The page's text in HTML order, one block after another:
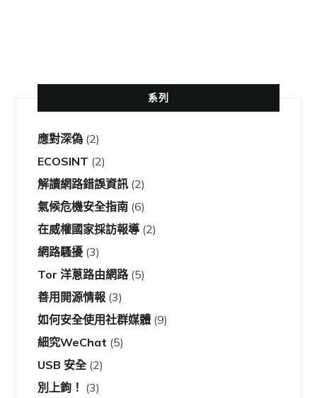
系列
應對深偽 (2)
ECOSINT (2)
解讀網路錯誤資訊 (2)
氣候危機安全指南 (6)
在威權國家採訪報導 (2)
網路騷擾 (3)
Tor 洋蔥路由網路(5)
善用開源情報 (3)
如何安全使用社群媒體 (9)
細究WeChat (5)
USB 安全(2)
別上鉤！ (3)